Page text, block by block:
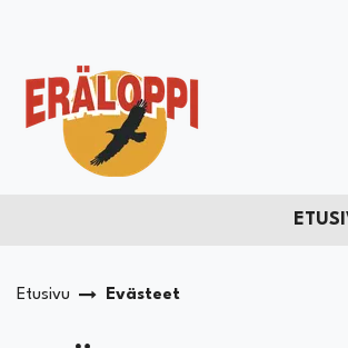
Etusivu Evästeet